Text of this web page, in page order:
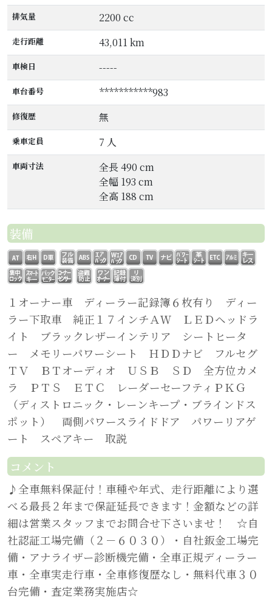
排気量 2200 cc
走行距離 43,011 km
車検日 -----
車台番号 ***********983
修復歴 無
乗車定員 7 人
車両寸法
全長 490 cm
全幅 193 cm
全高 188 cm
装備
１オーナー車 ディーラー記録簿６枚有り ディー
ラー下取車 純正１７インチＡＷ ＬＥＤヘッドラ
イト ブラックレザーインテリア シートヒータ
ー メモリーパワーシート ＨＤＤナビ フルセグ
ＴＶ ＢＴオーディオ ＵＳＢ ＳＤ 全方位カメ
ラ ＰＴＳ ＥＴＣ レーダーセーフティＰＫＧ
（ディストロニック・レーンキープ・ブラインドス
ポット） 両側パワースライドドア パワーリアゲ
ート スペアキー 取説
コメント
♪全車無料保証付！車種や年式、走行距離により選
べる最長２年まで保証延長できます！金額などの詳
細は営業スタッフまでお問合せ下さいませ！ ☆自
社認証工場完備（２－６０３０）・自社鈑金工場完
備・アナライザー診断機完備・全車正規ディーラー
車・全車実走行車・全車修復歴なし・無料代車３０
台完備・査定業務実施店☆